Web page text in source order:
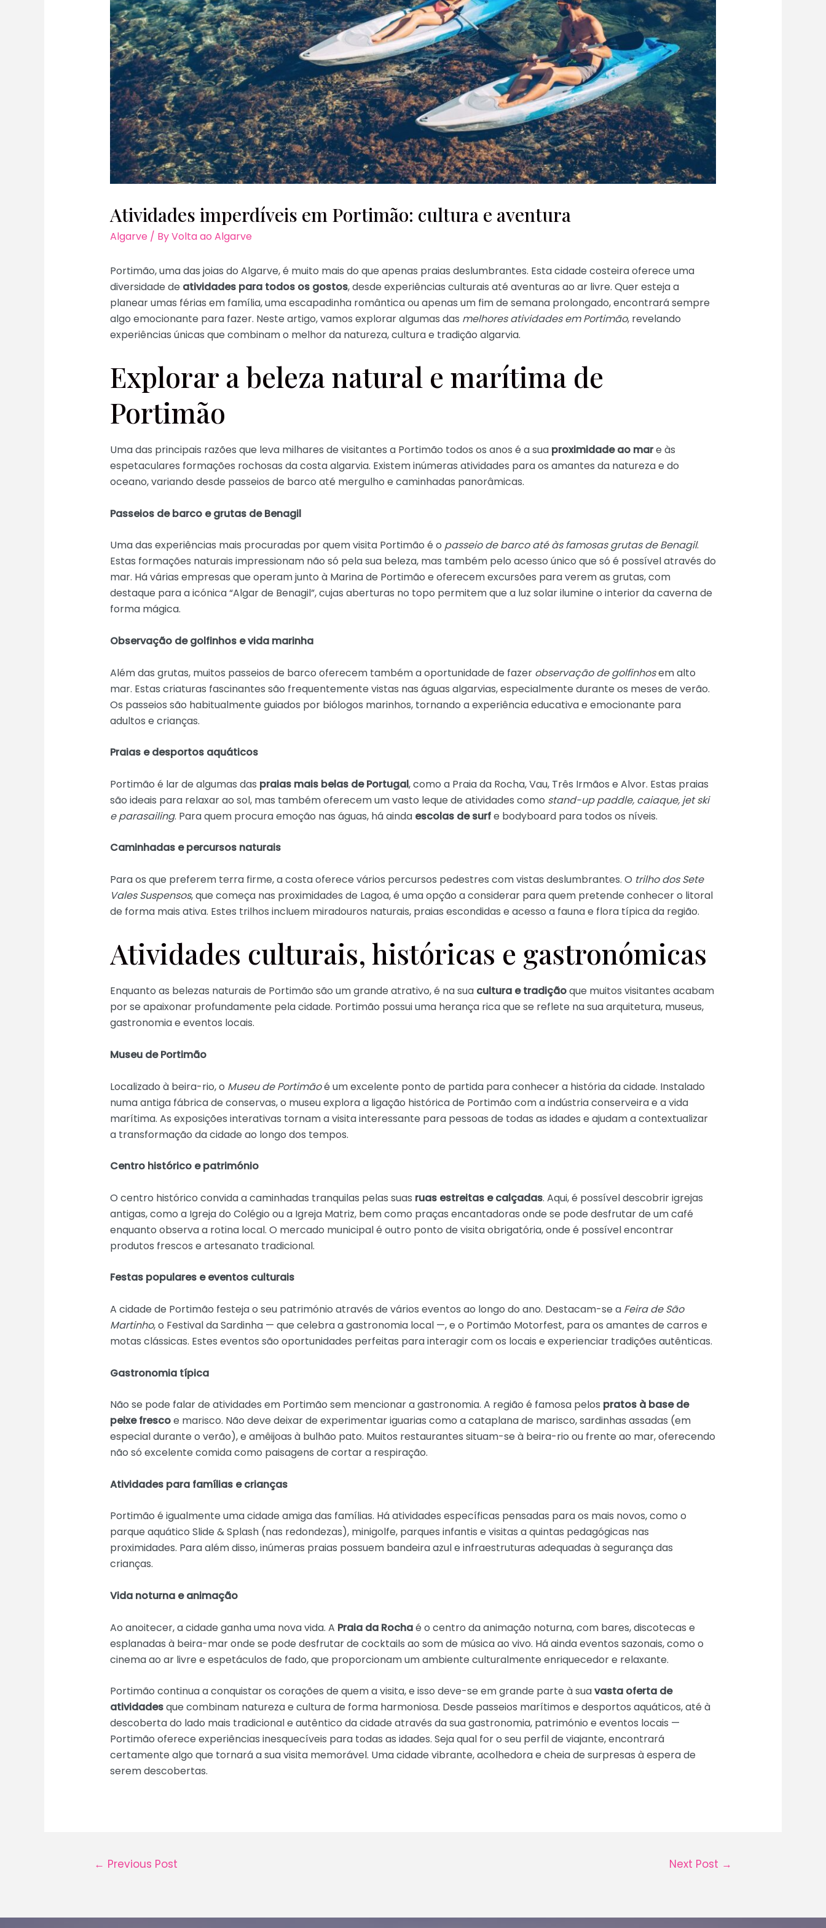
Atividades imperdíveis em Portimão: cultura e aventura
Algarve / ByVolta ao Algarve
Portimão, uma das joias do Algarve, é muito mais do que apenas praias deslumbrantes. Esta cidade costeira oferece uma
diversidade de atividades para todos os gostos, desde experiências culturais até aventuras ao ar livre. Quer esteja a
planear umas férias em família, uma escapadinha romântica ou apenas um fim de semana prolongado, encontrará sempre
algo emocionante para fazer. Neste artigo, vamos explorar algumas das melhores atividades em Portimão, revelando
experiências únicas que combinam o melhor da natureza, cultura e tradição algarvia.
Explorar a beleza natural e marítima de
Portimão
Uma das principais razões que leva milhares de visitantes a Portimão todos os anos é a sua proximidade ao mare às
espetaculares formações rochosas da costa algarvia. Existem inúmeras atividades para os amantes da natureza e do
oceano, variando desde passeios de barco até mergulho e caminhadas panorâmicas.
Passeios de barco e grutas de Benagil
Uma das experiências mais procuradas por quem visita Portimão é o passeio de barco até às famosas grutas de Benagil.
Estas formações naturais impressionam não só pela sua beleza, mas também pelo acesso único que só é possível através do
mar. Há várias empresas que operam junto à Marina de Portimão e oferecem excursões para verem as grutas, com
destaque para a icónica “Algar de Benagil”, cujas aberturas no topo permitem que a luz solar ilumine o interior da caverna de
forma mágica.
Observação de golfinhos e vida marinha
Além das grutas, muitos passeios de barco oferecem também a oportunidade de fazer observação de golfinhosem alto
mar. Estas criaturas fascinantes são frequentemente vistas nas águas algarvias, especialmente durante os meses de verão.
Os passeios são habitualmente guiados por biólogos marinhos, tornando a experiência educativa e emocionante para
adultos e crianças.
Praias e desportos aquáticos
Portimão é lar de algumas das praias mais belas de Portugal, como a Praia da Rocha, Vau, Três Irmãos e Alvor. Estas praias
são ideais para relaxar ao sol, mas também oferecem um vasto leque de atividades como stand-up paddle, caiaque, jet ski
e parasailing. Para quem procura emoção nas águas, há ainda escolas de surfe bodyboard para todos os níveis.
Caminhadas e percursos naturais
Para os que preferem terra firme, a costa oferece vários percursos pedestres com vistas deslumbrantes. O trilho dos Sete
Vales Suspensos, que começa nas proximidades de Lagoa, é uma opção a considerar para quem pretende conhecer o litoral
de forma mais ativa. Estes trilhos incluem miradouros naturais, praias escondidas e acesso a fauna e flora típica da região.
Atividades culturais, históricas e gastronómicas
Enquanto as belezas naturais de Portimão são um grande atrativo, é na sua cultura e tradiçãoque muitos visitantes acabam
por se apaixonar profundamente pela cidade. Portimão possui uma herança rica que se reflete na sua arquitetura, museus,
gastronomia e eventos locais.
Museu de Portimão
Localizado à beira-rio, o Museu de Portimãoé um excelente ponto de partida para conhecer a história da cidade. Instalado
numa antiga fábrica de conservas, o museu explora a ligação histórica de Portimão com a indústria conserveira e a vida
marítima. As exposições interativas tornam a visita interessante para pessoas de todas as idades e ajudam a contextualizar
a transformação da cidade ao longo dos tempos.
Centro histórico e património
O centro histórico convida a caminhadas tranquilas pelas suas ruas estreitas e calçadas. Aqui, é possível descobrir igrejas
antigas, como a Igreja do Colégio ou a Igreja Matriz, bem como praças encantadoras onde se pode desfrutar de um café
enquanto observa a rotina local. O mercado municipal é outro ponto de visita obrigatória, onde é possível encontrar
produtos frescos e artesanato tradicional.
Festas populares e eventos culturais
A cidade de Portimão festeja o seu património através de vários eventos ao longo do ano. Destacam-se a Feira de São
Martinho, o Festival da Sardinha — que celebra a gastronomia local —, e o Portimão Motorfest, para os amantes de carros e
motas clássicas. Estes eventos são oportunidades perfeitas para interagir com os locais e experienciar tradições autênticas.
Gastronomia típica
Não se pode falar de atividades em Portimão sem mencionar a gastronomia. A região é famosa pelos pratos à base de
peixe frescoe marisco. Não deve deixar de experimentar iguarias como a cataplana de marisco, sardinhas assadas (em
especial durante o verão), e amêijoas à bulhão pato. Muitos restaurantes situam-se à beira-rio ou frente ao mar, oferecendo
não só excelente comida como paisagens de cortar a respiração.
Atividades para famílias e crianças
Portimão é igualmente uma cidade amiga das famílias. Há atividades específicas pensadas para os mais novos, como o
parque aquático Slide & Splash (nas redondezas), minigolfe, parques infantis e visitas a quintas pedagógicas nas
proximidades. Para além disso, inúmeras praias possuem bandeira azul e infraestruturas adequadas à segurança das
crianças.
Vida noturna e animação
Ao anoitecer, a cidade ganha uma nova vida. A Praia da Rochaé o centro da animação noturna, com bares, discotecas e
esplanadas à beira-mar onde se pode desfrutar de cocktails ao som de música ao vivo. Há ainda eventos sazonais, como o
cinema ao ar livre e espetáculos de fado, que proporcionam um ambiente culturalmente enriquecedor e relaxante.
Portimão continua a conquistar os corações de quem a visita, e isso deve-se em grande parte à suavasta oferta de
atividadesque combinam natureza e cultura de forma harmoniosa. Desde passeios marítimos e desportos aquáticos, até à
descoberta do lado mais tradicional e autêntico da cidade através da sua gastronomia, património e eventos locais —
Portimão oferece experiências inesquecíveis para todas as idades. Seja qual for o seu perfil de viajante, encontrará
certamente algo que tornará a sua visita memorável. Uma cidade vibrante, acolhedora e cheia de surpresas à espera de
serem descobertas.
← Previous Post Next Post →